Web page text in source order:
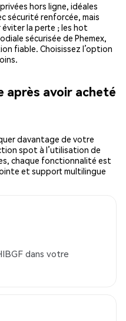
hors ligne, idéales
sécurité renforcée, mais
la perte ; les hot
sécurisée de Phemex,
fiable. Choisissez l’option
après avoir acheté
davantage de votre
spot à l’utilisation de
chaque fonctionnalité est
et support multilingue
dans votre